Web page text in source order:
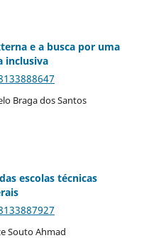
e a busca por uma
inclusiva
Braga dos Santos
escolas técnicas
Souto Ahmad